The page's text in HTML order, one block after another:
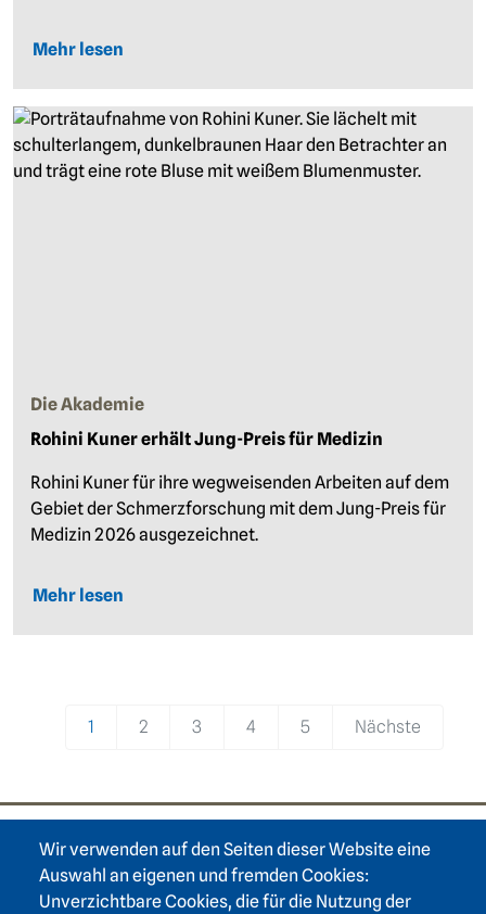
Wir verwenden auf den Seiten dieser Website eine
Auswahl an eigenen und fremden Cookies:
Unverzichtbare Cookies, die für die Nutzung der
Mehr lesen
Die Akademie
Rohini Kuner erhält Jung-Preis für Medizin
Rohini Kuner für ihre wegweisenden Arbeiten auf dem
Gebiet der Schmerzforschung mit dem Jung-Preis für
Medizin 2026 ausgezeichnet.
Mehr lesen
1 2 3 4 5 Nächste
Footer area one